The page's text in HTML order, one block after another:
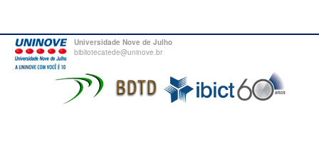
Universidade Nove de Julho
bibliotecatede@uninove.br